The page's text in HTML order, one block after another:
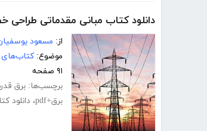
دانلود کتاب مبانی مقدماتی طراحی
از: مسعود
موضوع:
۹۱ صفحه
برچسب‌ها: برق
برق+pdf
، دانلود